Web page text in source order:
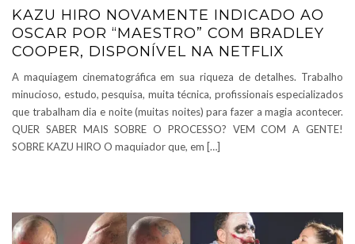
KAZU HIRO NOVAMENTE INDICADO AO
OSCAR POR “MAESTRO” COM BRADLEY
COOPER, DISPONÍVEL NA NETFLIX
A maquiagem cinematográfica em sua riqueza de detalhes. Trabalho
minucioso, estudo, pesquisa, muita técnica, profissionais especializados
que trabalham dia e noite (muitas noites) para fazer a magia acontecer.
QUER SABER MAIS SOBRE O PROCESSO? VEM COM A GENTE!
SOBRE KAZU HIRO O maquiador que, em […]